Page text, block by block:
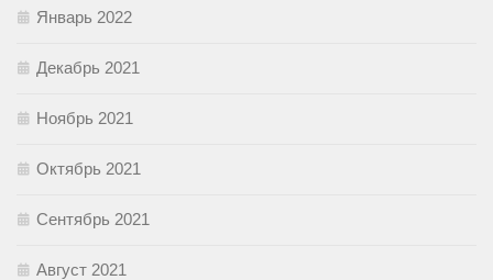
Январь 2022
Декабрь 2021
Ноябрь 2021
Октябрь 2021
Сентябрь 2021
Август 2021